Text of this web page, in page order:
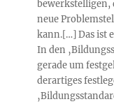
bewerkstelligen,
neue
kann.[…] Das ist
In den
gerade um
derartiges